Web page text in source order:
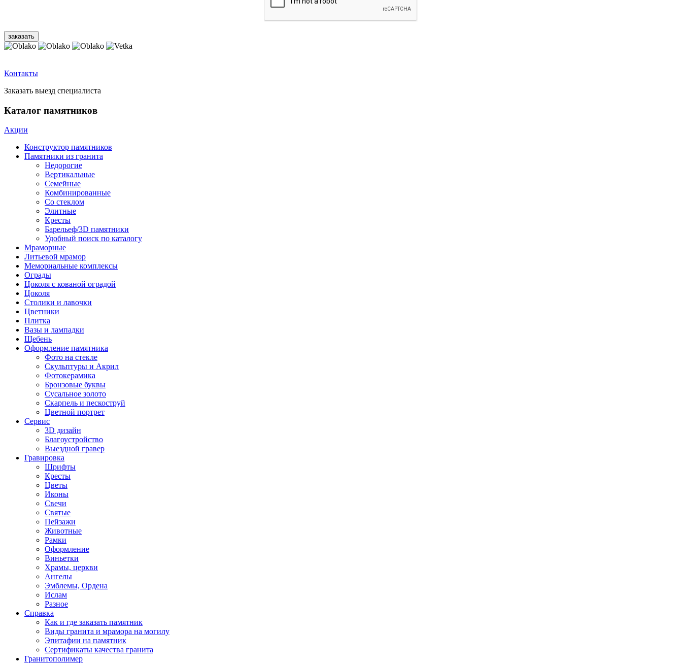
Контакты
Заказать выезд специалиста
Каталог памятников
Акции
Конструктор памятников
Памятники из гранита
Недорогие
Вертикальные
Семейные
Комбинированные
Со стеклом
Элитные
Кресты
Барельеф/3D памятники
Удобный поиск по каталогу
Мраморные
Литьевой мрамор
Мемориальные комплексы
Ограды
Цоколя с кованой оградой
Цоколя
Столики и лавочки
Цветники
Плитка
Вазы и лампадки
Щебень
Оформление памятника
Фото на стекле
Скульптуры и Акрил
Фотокерамика
Бронзовые буквы
Сусальное золото
Скарпель и пескоструй
Цветной портрет
Сервис
3D дизайн
Благоустройство
Выездной гравер
Гравировка
Шрифты
Кресты
Цветы
Иконы
Свечи
Святые
Пейзажи
Животные
Рамки
Оформление
Виньетки
Храмы, церкви
Ангелы
Эмблемы, Ордена
Ислам
Разное
Справка
Как и где заказать памятник
Виды гранита и мрамора на могилу
Эпитафии на памятник
Сертификаты качества гранита
Гранитополимер